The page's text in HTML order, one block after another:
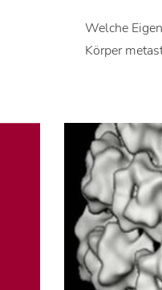
Welche
Körper